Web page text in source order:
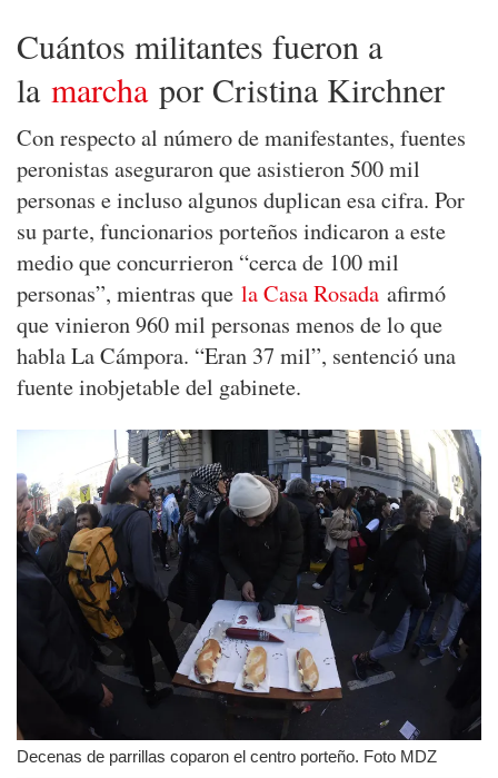
Cuántos militantes fueron a
la marchapor Cristina Kirchner
Con respecto al número de manifestantes, fuentes
peronistas aseguraron que asistieron 500 mil
personas e incluso algunos duplican esa cifra. Por
su parte, funcionarios porteños indicaron a este
medio que concurrieron “cerca de 100 mil
personas”, mientras que la Casa Rosada afirmó
que vinieron 960 mil personas menos de lo que
habla La Cámpora. “Eran 37 mil”, sentenció una
fuente inobjetable del gabinete.
Decenas de parrillas coparon el centro porteño. Foto MDZ